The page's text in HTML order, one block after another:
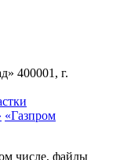
400001, г.
«Газпром
числе, файлы